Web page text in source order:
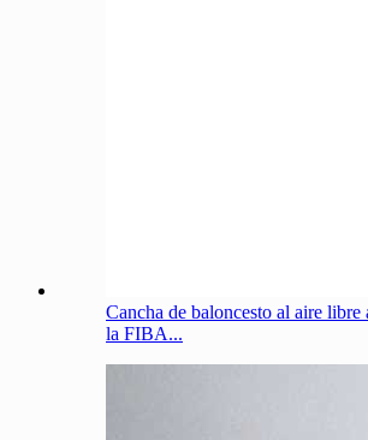
Cancha de baloncesto al aire libre
la FIBA...